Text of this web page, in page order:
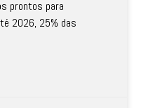
prontos para
2026, 25% das